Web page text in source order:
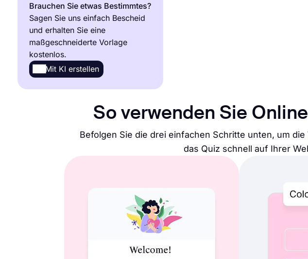
Brauchen Sie etwas Bestimmtes?
Sagen Sie uns einfach Bescheid
und erhalten Sie eine
maßgeschneiderte Vorlage
kostenlos.
Mit KI erstellen
So verwenden Sie
Befolgen Sie die drei einfachen Schritte unten, um
das Quiz schnell auf Ihrer